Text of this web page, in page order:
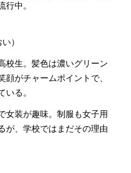
行中。
）
校生。髪色は濃いグリーン
顔がチャームポイントで、
いる。
女装が趣味。制服も女子用
が、学校ではまだその理由